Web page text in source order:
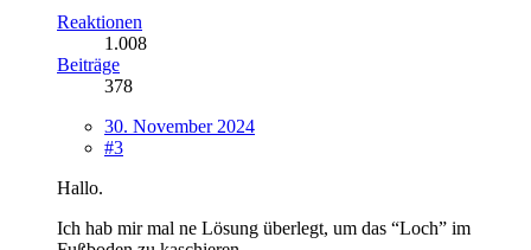
Reaktionen
1.008
Beiträge
378
30. November 2024
#3
Hallo.
Ich hab mir mal ne Lösung überlegt, um das “Loch” im